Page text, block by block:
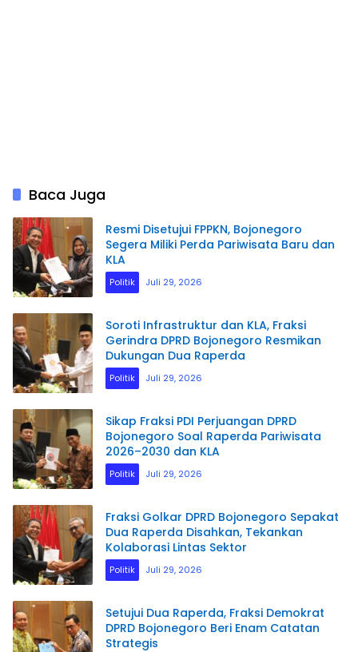
Baca Juga
Resmi Disetujui FPPKN, Bojonegoro
Segera Miliki Perda Pariwisata Baru dan
KLA
Politik Juli 29, 2026
Soroti Infrastruktur dan KLA, Fraksi
Gerindra DPRD Bojonegoro Resmikan
Dukungan Dua Raperda
Politik Juli 29, 2026
Sikap Fraksi PDI Perjuangan DPRD
Bojonegoro Soal Raperda Pariwisata
2026–2030 dan KLA
Politik Juli 29, 2026
Fraksi Golkar DPRD Bojonegoro Sepakat
Dua Raperda Disahkan, Tekankan
Kolaborasi Lintas Sektor
Politik Juli 29, 2026
Setujui Dua Raperda, Fraksi Demokrat
DPRD Bojonegoro Beri Enam Catatan
Strategis